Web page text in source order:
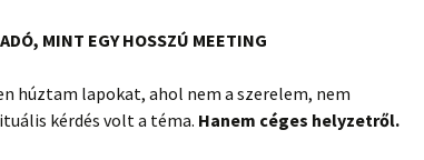
tudatszintekÜgyfelek meséi
A saját mesém
MINT EGY HOSSZÚ MEETING
húztam lapokat, ahol nem a szerelem, nem
kérdés volt a téma. Hanem céges helyzetről.